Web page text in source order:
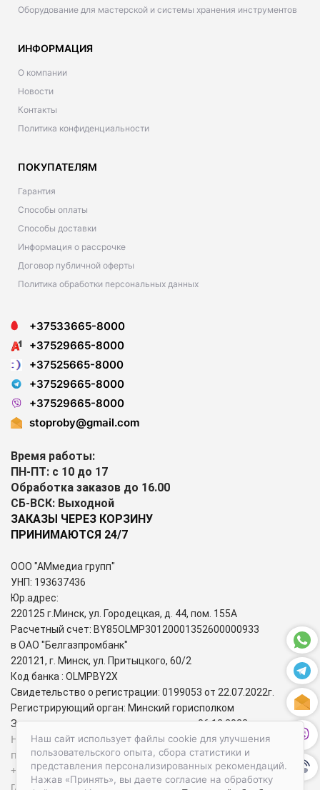
Наш сайт использует файлы cookie для улучшения
пользовательского опыта, сбора статистики и
представления персонализированных рекомендаций.
Нажав «Принять», вы даете согласие на обработку
Оборудование для мастерской и системы хранения инструментов
ИНФОРМАЦИЯ
О компании
Новости
Контакты
Политика конфиденциальности
ПОКУПАТЕЛЯМ
Гарантия
Способы оплаты
Способы доставки
Информация о рассрочке
Договор публичной оферты
Политика обработки персональных данных
+37533665-8000
+37529665-8000
+37525665-8000
+37529665-8000
+37529665-8000
stoproby@gmail.com
Время работы:
ПН-ПТ: с 10 до 17
Обработка заказов до 16.00
СБ-ВСК: Выходной
ЗАКАЗЫ ЧЕРЕЗ КОРЗИНУ
ПРИНИМАЮТСЯ 24/7
ООО "АМмедиа групп"
УНП: 193637436
Юр.адрес:
220125 г.Минск, ул. Городецкая, д. 44, пом. 155А
Расчетный счет: BY85OLMP30120001352600000933
в ОАО "Белгазпромбанк"
220121, г. Минск, ул. Притыцкого, 60/2
Код банка : OLMPBY2X
Свидетельство о регистрации: 0199053 от 22.07.2022г.
Регистрирующий орган: Минский горисполком
Зарегистрирован в торговом реестре: 06.12.2022г.
Номера городских телефонов уполномоченных по защите
прав потребителей:
+37517-284-39-34 – администрация Первомайского района
г. Минска;